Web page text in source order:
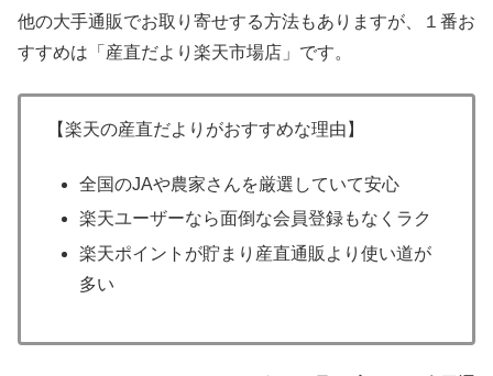
他の大手通販でお取り寄せする方法もありますが、１番お
すすめは「産直だより楽天市場店」です。
【楽天の産直だよりがおすすめな理由】
全国のJAや農家さんを厳選していて安心
楽天ユーザーなら面倒な会員登録もなくラク
楽天ポイントが貯まり産直通販より使い道が
多い